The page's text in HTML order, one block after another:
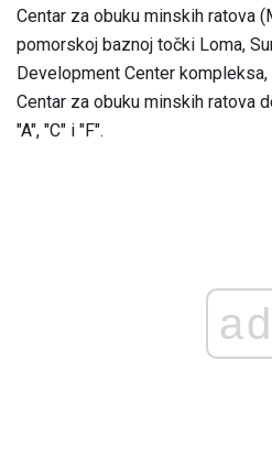
Centar za obuku minskih ratova
pomorskoj baznoj točki Loma,
Development Center kompleksa,
Centar za obuku minskih ratova
"A", "C" i "F".
ad